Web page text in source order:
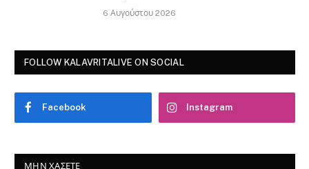
6 Αυγούστου 2026
FOLLOW KALAVRITALIVE ON SOCIAL
Facebook Instagram
ΜΗΝ ΧΆΣΕΤΕ